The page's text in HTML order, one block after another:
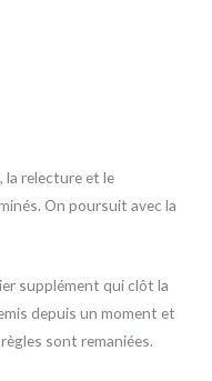
la relecture et le
On poursuit avec la
supplément qui clôt la
depuis un moment et
sont remaniées.